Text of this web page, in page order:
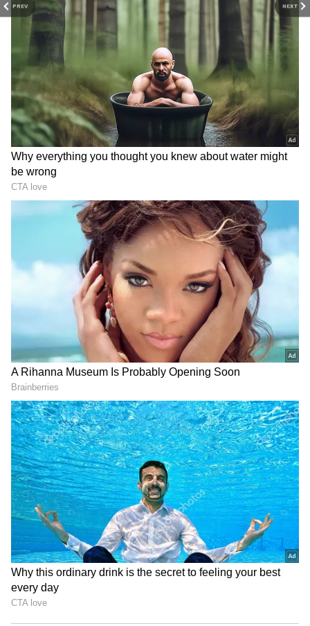
PREV NEXT
Wine Shops: ఈ ప్రాంతాల్లో
వైన్స్ దుకాణాలు బంద్.. ప్ర‌భుత్వం
కీలక నిర్ణ‌యం.
ప్రైవేట్ స్కూళ్ల ఫీజులపై తెలంగాణ
సర్కార్ కఠిన ఆదేశాలు.. ఆ
వివ‌రాలు క‌చ్చితంగా
తెల‌పాల్సిందే
LATEST VIDEOS
చీరాల పర్యటన లో స్వయంగా చీరను నేసిన
సీఎం చంద్రబాబు | CM Chandrababu
Chirala tour | Asianet Telugu
గుజరాత్‌లో వింత ఘటన అలల్లా ఎగసి
పడుతున్న బావి నీళ్లు | Virparada village |
Gujarat mysterious well